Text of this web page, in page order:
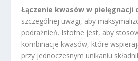
Łączenie kwasów w pielęgnacji
szczególnej uwagi, aby
podrażnień. Istotne jest, aby
kombinacje kwasów, które
przy jednoczesnym unikaniu